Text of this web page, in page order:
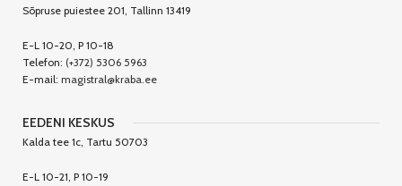
Sõpruse puiestee 201, Tallinn 13419
E-L 10-20, P 10-18
Telefon: (+372) 5306 5963
E-mail: magistral@kraba.ee
EEDENI KESKUS
Kalda tee 1c, Tartu 50703
E-L 10-21, P 10-19